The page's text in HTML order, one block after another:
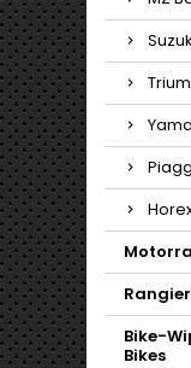
Bike-
Bikes